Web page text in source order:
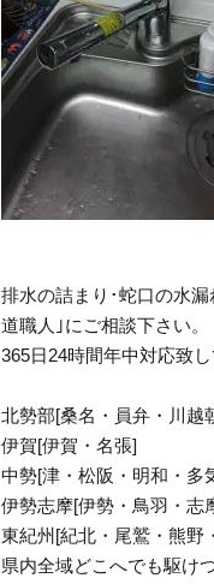
排水の詰まり･蛇口の水
道職人｣にご相談下さい。
365日24時間年中対応致し
北勢部[桑名・員弁・川越
伊賀[伊賀・名張]
中勢[津・松阪・明和・多
伊勢志摩[伊勢・鳥羽・志
東紀州[紀北・尾鷲・熊野
県内全域どこへでも駆け